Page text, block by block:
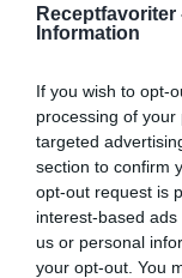
Receptfavoriter
Information
If you wish to opt-
processing of
targeted
section to confirm
opt-out request is
interest-based
us or personal
your opt-out. You